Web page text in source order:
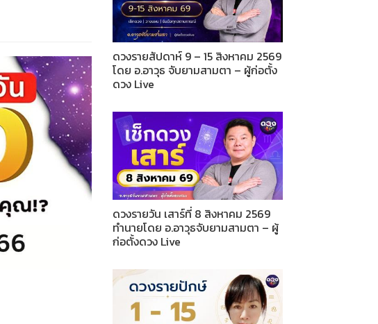
ดวงรายสัปดาห์ 9 – 15 สิงหาคม 2569
โดย อ.อาวุธ จับยามสามตา – ผู้ก่อตั้ง
ดวง Live
ดวงรายวัน เสาร์ที่ 8 สิงหาคม 2569
ทำนายโดย อ.อาวุธจับยามสามตา – ผู้
ก่อตั้งดวง Live